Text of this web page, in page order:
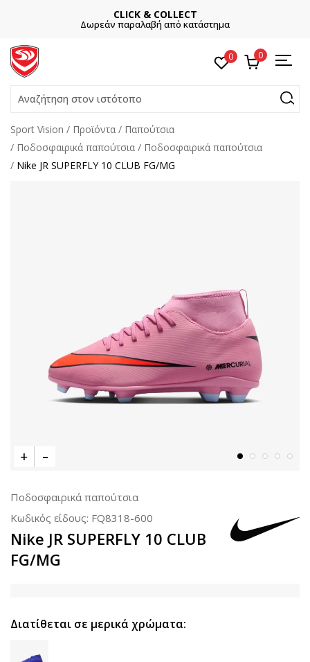
CLICK & COLLECT
Δωρεάν παραλαβή από κατάστημα
0 0
Αναζήτηση στον ιστότοπο
Sport Vision Προϊόντα
Παπούτσια
Ποδοσφαιρικά παπούτσια
Ποδοσφαιρικά παπούτσια
Nike JR SUPERFLY 10 CLUB FG/MG
Ποδοσφαιρικά παπούτσια
Κωδικός είδους: FQ8318-600
Nike JR SUPERFLY 10 CLUB
FG/MG
Διατίθεται σε μερικά χρώματα: